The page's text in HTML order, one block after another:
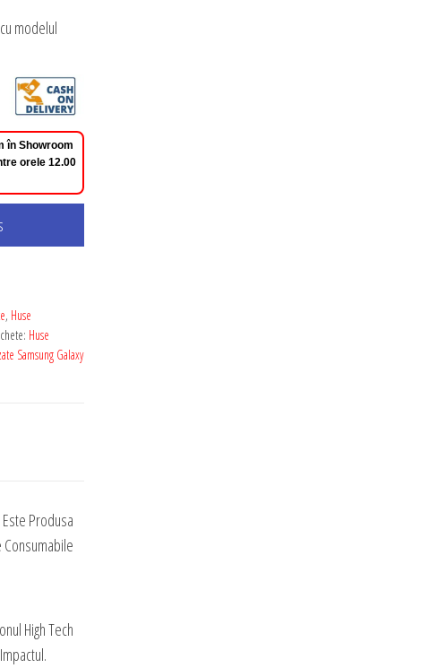
modelul
în Showroom
orele 12.00
, Huse
Huse
Samsung Galaxy
Produsa
Consumabile
High Tech